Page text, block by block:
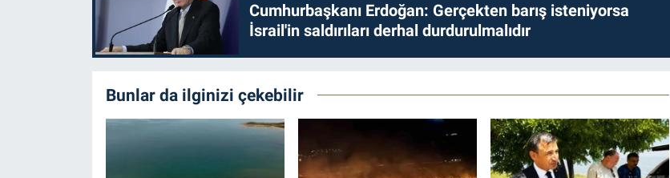
Cumhurbaşkanı Erdoğan: Gerçekten barış isteniyorsa
İsrail'in saldırıları derhal durdurulmalıdır
Bunlar da ilginizi çekebilir